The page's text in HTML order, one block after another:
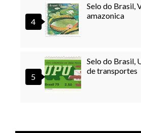
Selo do Brasil,
amazonica
Selo do Brasil,
de transportes